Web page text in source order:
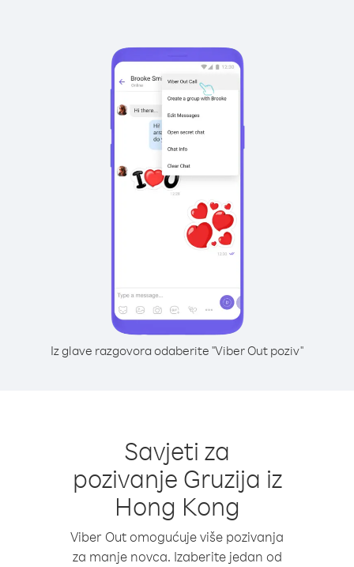
Iz glave razgovora odaberite "Viber Out poziv"
Savjeti za
pozivanje Gruzija iz
Hong Kong
Viber Out omogućuje više pozivanja
za manje novca. Izaberite jedan od